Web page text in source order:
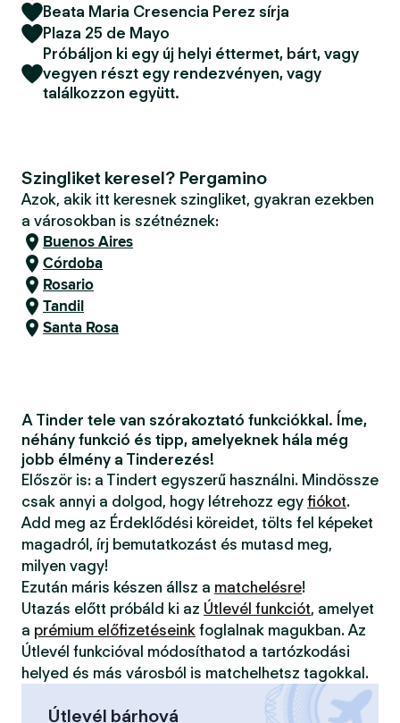
Beata Maria Cresencia Perez sírja
Plaza 25 de Mayo
Próbáljon ki egy új helyi éttermet, bárt, vagy
vegyen részt egy rendezvényen, vagy
találkozzon együtt.
Szingliket keresel? Pergamino
Azok, akik itt keresnek szingliket, gyakran ezekben
a városokban is szétnéznek:
Buenos Aires
Córdoba
Rosario
Tandil
Santa Rosa
A Tinder tele van szórakoztató funkciókkal. Íme,
néhány funkció és tipp, amelyeknek hála még
jobb élmény a Tinderezés!
Először is: a Tindert egyszerű használni. Mindössze
csak annyi a dolgod, hogy létrehozz egy fiókot.
Add meg az Érdeklődési köreidet, tölts fel képeket
magadról, írj bemutatkozást és mutasd meg,
milyen vagy!
Ezután máris készen állsz a matchelésre!
Utazás előtt próbáld ki az Útlevél funkciót, amelyet
a prémium előfizetéseink foglalnak magukban. Az
Útlevél funkcióval módosíthatod a tartózkodási
helyed és más városból is matchelhetsz tagokkal.
Útlevél bárhová